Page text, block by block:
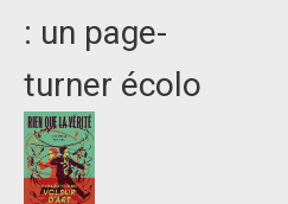
: un page-
turner écolo